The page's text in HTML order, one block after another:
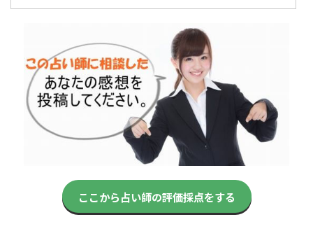
ここから占い師の評価採点をする